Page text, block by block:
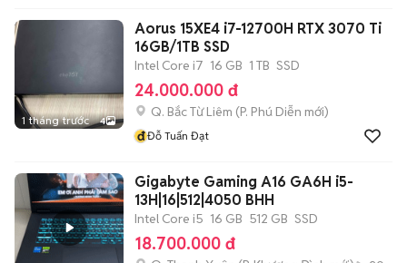
1 tháng trước 4
Aorus 15XE4 i7-12700H RTX 3070 Ti
16GB/1TB SSD
Intel Core i7 16 GB 1 TB SSD
24.000.000 đ
Q. Bắc Từ Liêm (P. Phú Diễn mới)
đĐỗ Tuấn Đạt
Gigabyte Gaming A16 GA6H i5-
13H|16|512|4050 BHH
Intel Core i5 16 GB 512 GB SSD
18.700.000 đ